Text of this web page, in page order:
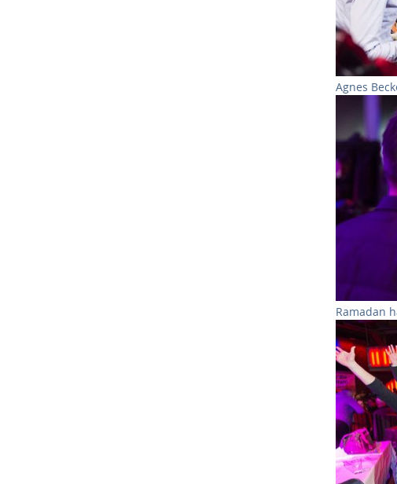
Agnes
Show
Ramadan
Show